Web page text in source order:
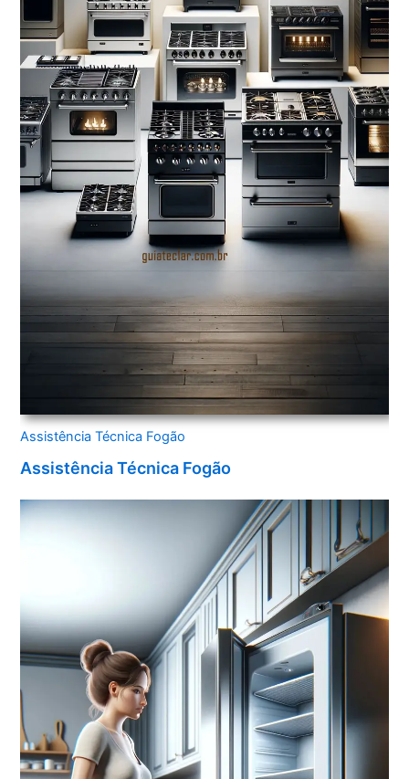
Assistência Técnica Fogão
Assistência Técnica Fogão